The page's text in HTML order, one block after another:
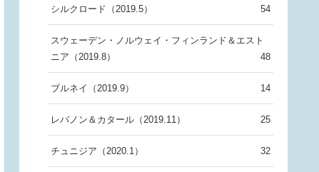
シルクロード（2019.5） 54
スウェーデン・ノルウェイ・フィンランド＆エスト
ニア（2019.8）
48
ブルネイ（2019.9） 14
レバノン＆カタール（2019.11） 25
チュニジア（2020.1） 32